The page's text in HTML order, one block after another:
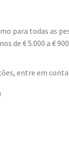
para todas as
de € 5.000 a €
entre em